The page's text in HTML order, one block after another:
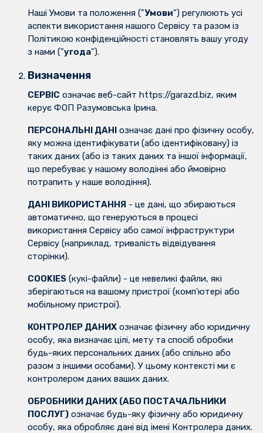
Наші Умови та положення ("Умови") регулюють усі
аспекти використання нашого Сервісу та разом із
Політикою конфіденційності становлять вашу угоду
з нами ("угода").
Визначення
СЕРВІС означає веб-сайт https://garazd.biz, яким
керує ФОП Разумовська Ірина.
ПЕРСОНАЛЬНІ ДАНІ означає дані про фізичну особу,
яку можна ідентифікувати (або ідентифіковану) із
таких даних (або із таких даних та іншої інформації,
що перебуває у нашому володінні або ймовірно
потрапить у наше володіння).
ДАНІ ВИКОРИСТАННЯ - це дані, що збираються
автоматично, що генеруються в процесі
використання Сервісу або самої інфраструктури
Сервісу (наприклад, тривалість відвідування
сторінки).
COOKIES (кукі-файли) - це невеликі файли, які
зберігаються на вашому пристрої (комп'ютері або
мобільному пристрої).
КОНТРОЛЕР ДАНИХ означає фізичну або юридичну
особу, яка визначає цілі, мету та спосіб обробки
будь-яких персональних даних (або спільно або
разом з іншими особами). У цьому контексті ми є
контролером даних ваших даних.
ОБРОБНИКИ ДАНИХ (АБО ПОСТАЧАЛЬНИКИ
ПОСЛУГ) означає будь-яку фізичну або юридичну
особу, яка обробляє дані від імені Контролера даних.